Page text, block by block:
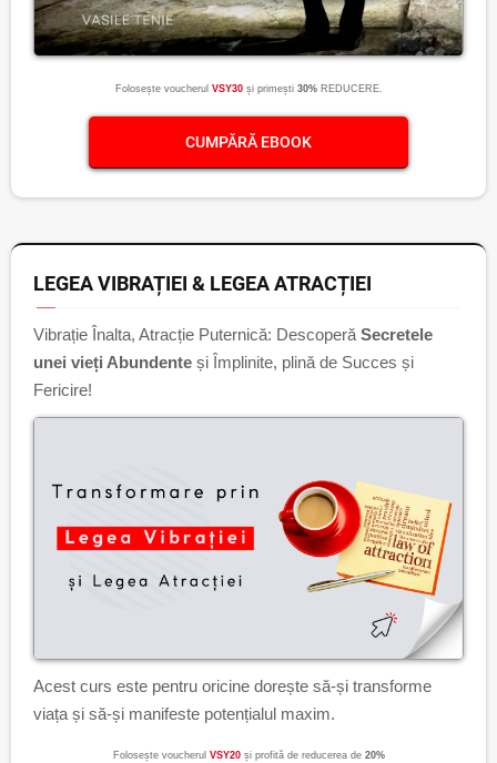
Folosește voucherul VSY30 și primești 30%REDUCERE.
CUMPĂRĂ EBOOK
LEGEA VIBRAȚIEI & LEGEA ATRACȚIEI
Vibrație Înalta, Atracție Puternică: Descoperă Secretele
unei vieți Abundente și Împlinite, plină de Succes și
Fericire!
Acest curs este pentru oricine dorește să-și transforme
viața și să-și manifeste potențialul maxim.
Folosește voucherul VSY20și profită de reducerea de 20%